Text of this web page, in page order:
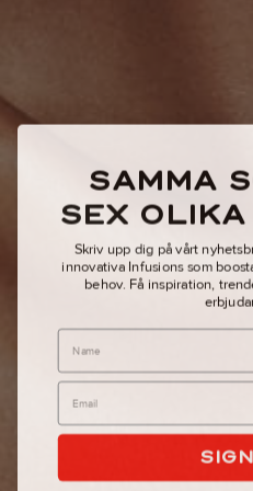
SAMMA
SEX OLIKA
Skriv upp dig på vårt
innovativa Infusions som
behov. Få inspiration,
Name